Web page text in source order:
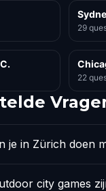
29
22
je in Zürich doen
city games